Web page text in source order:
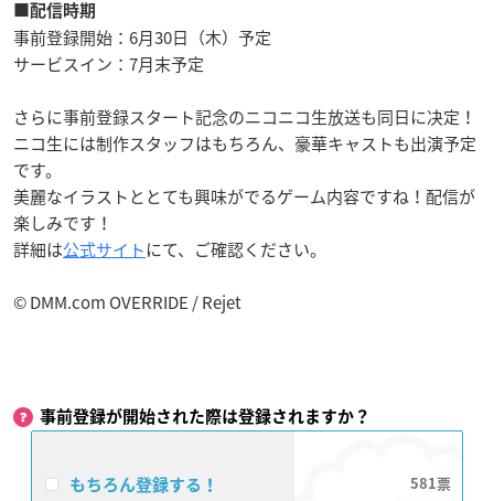
■配信時期
事前登録開始：6月30日（木）予定
サービスイン：7月末予定
さらに事前登録スタート記念のニコニコ生放送も同日に决定！
ニコ生には制作スタッフはもちろん、豪華キャストも出演予定
です。
美麗なイラストととても興味がでるゲーム内容ですね！配信が
楽しみです！
詳細は公式サイトにて、ご確認ください。
© DMM.com OVERRIDE / Rejet
事前登録が開始された際は登録されますか？
もちろん登録する！ 581